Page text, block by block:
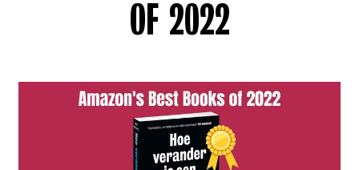
OF 2022